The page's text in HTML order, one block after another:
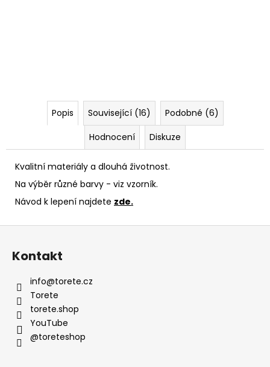
Popis Související (16)
Podobné (6)
Hodnocení
Diskuze
Kvalitní materiály a dlouhá životnost.
Na výběr různé barvy - viz vzorník.
Návod k lepení najdete zde.
Z
Kontakt
info@torete.cz
Torete
torete.shop
YouTube
@toreteshop